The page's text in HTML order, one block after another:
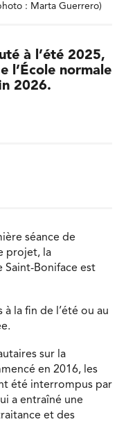
: Marta Guerrero)
à l’été 2025,
l’École normale
2026.
séance de
projet, la
Saint-Boniface est
la fin de l’été ou au
sur la
en 2016, les
été interrompus par
a entraîné une
et des